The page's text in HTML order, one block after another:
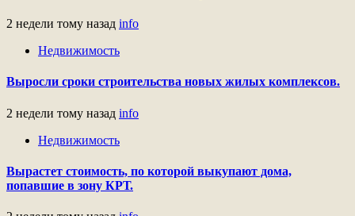
2 недели тому назад info
Недвижимость
Выросли сроки строительства новых жилых комплексов.
2 недели тому назад info
Недвижимость
Вырастет стоимость, по которой выкупают дома,
попавшие в зону КРТ.